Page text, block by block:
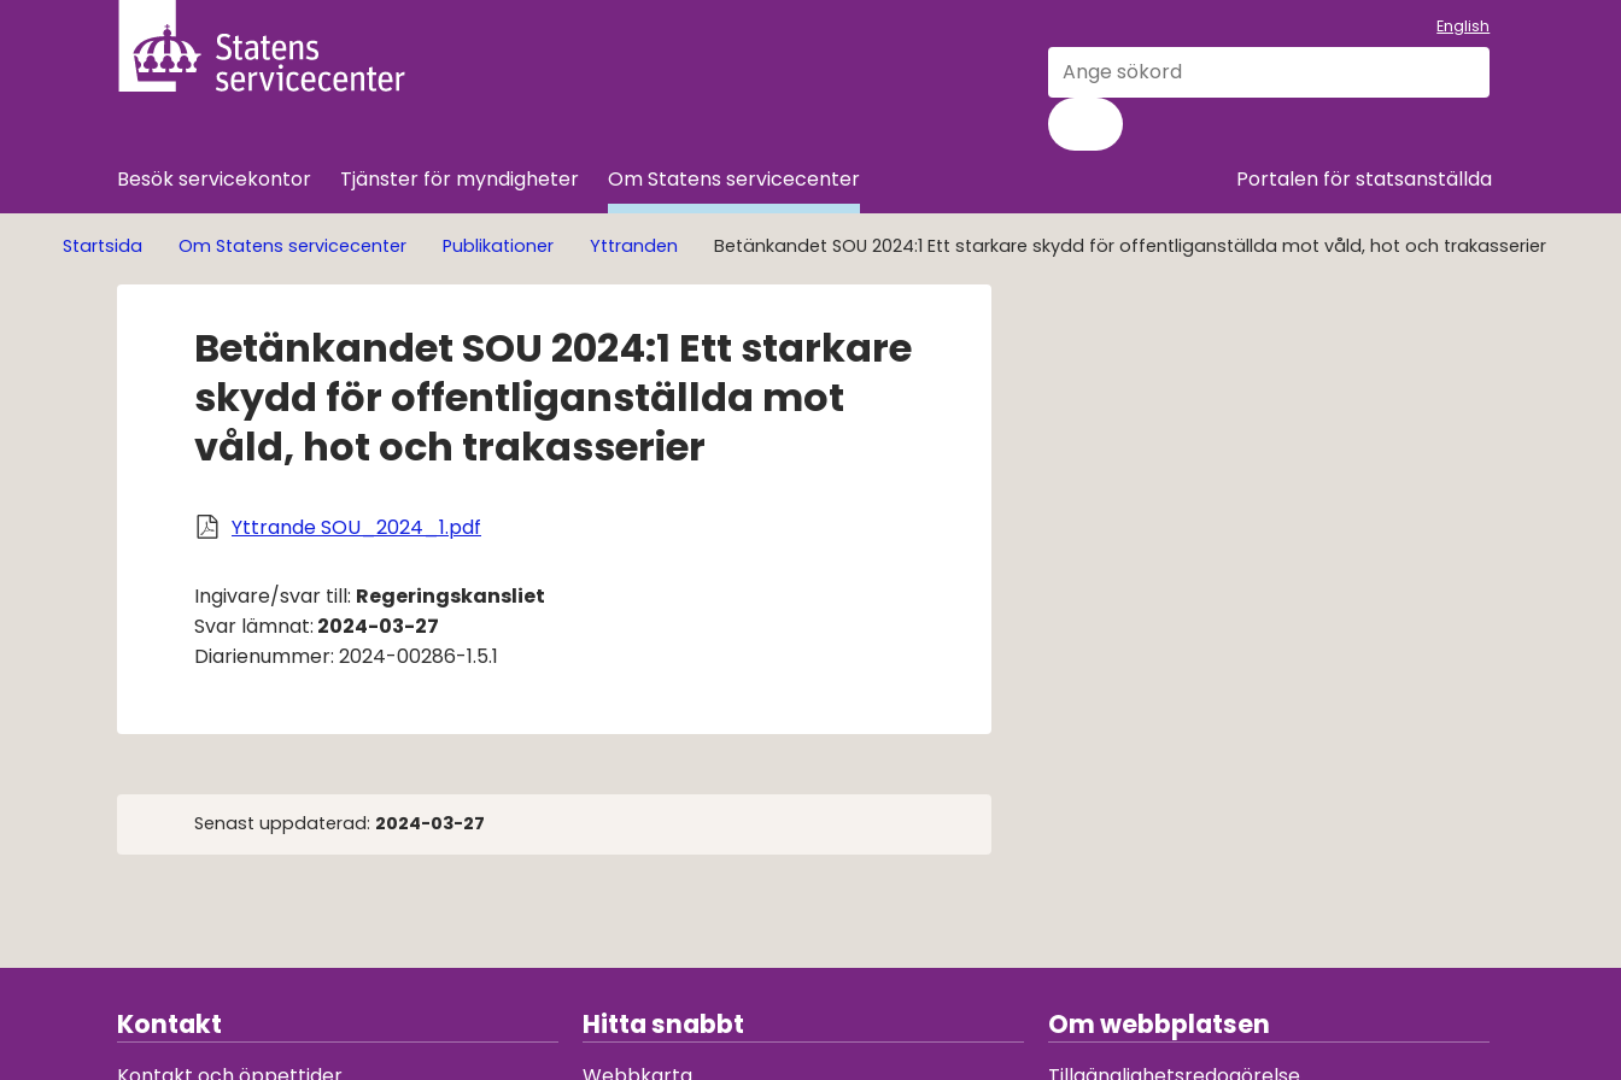
Till innehållet
English
Sök
Besök servicekontor
Tjänster för myndigheter Om Statens servicecenter Portalen för statsanställda
Startsida Om Statens servicecenter Publikationer Yttranden Betänkandet SOU 2024:1 Ett starkare skydd för offentliganställda mot våld, hot och trakasserier
Betänkandet SOU 2024:1 Ett starkare
skydd för offentliganställda mot
våld, hot och trakasserier
Yttrande SOU_2024_1.pdf
Ingivare/svar till: Regeringskansliet
Svar lämnat: 2024-03-27
Diarienummer: 2024-00286-1.5.1
Senast uppdaterad: 2024-03-27
Kontakt Hitta snabbt Om webbplatsen